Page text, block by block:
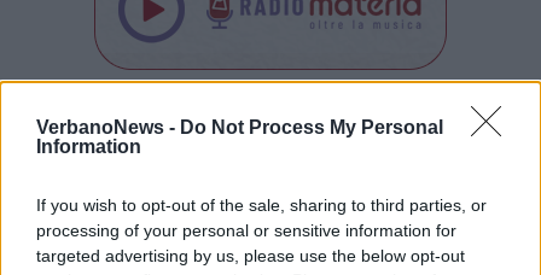
VerbanoNews - Do Not Process My Personal
Information
If you wish to opt-out of the sale, sharing to third parties, or
processing of your personal or sensitive information for
targeted advertising by us, please use the below opt-out
Tutti gli eventi